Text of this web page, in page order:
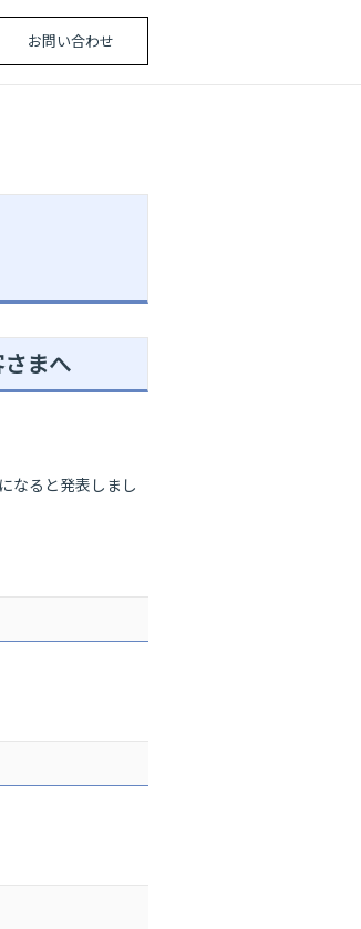
お問い合わせ
まへ
なると発表しまし